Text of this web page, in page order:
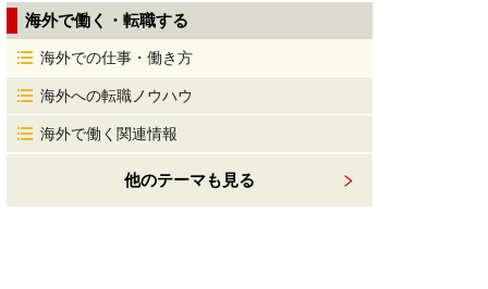
海外で働く・転職する
海外での仕事・働き方
海外への転職ノウハウ
海外で働く関連情報
他のテーマも見る